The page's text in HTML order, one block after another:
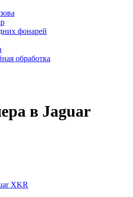
фонарей
обработка
в Jaguar
XKR